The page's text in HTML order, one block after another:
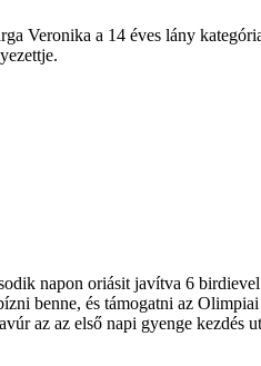
Veronika a 14 éves lány
napon oriásit javítva 6
benne, és támogatni az
az az első napi gyenge kezdés